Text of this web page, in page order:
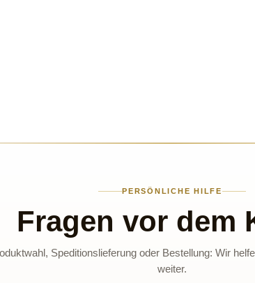
PERSÖNLICHE HILFE
Fragen vor dem
Speditionslieferung oder Bestellung: Wir
weiter.